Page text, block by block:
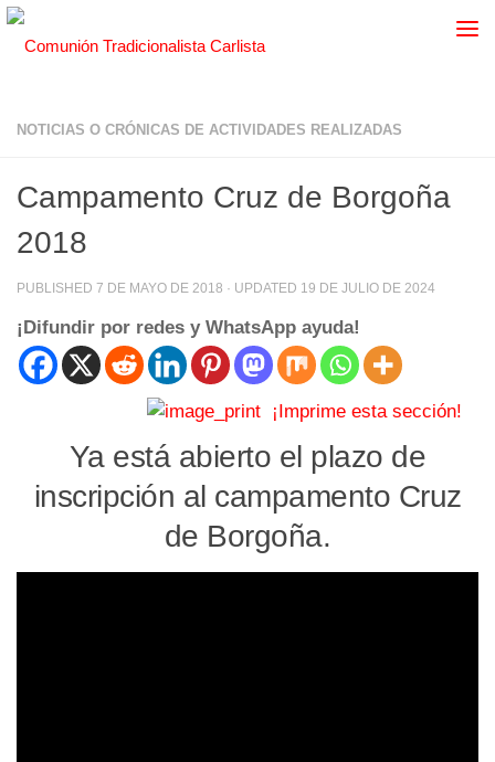
NOTICIAS O CRÓNICAS DE ACTIVIDADES REALIZADAS
Campamento Cruz de Borgoña
2018
PUBLISHED 7 DE MAYO DE 2018 · UPDATED 19 DE JULIO DE 2024
¡Difundir por redes y WhatsApp ayuda!
¡Imprime esta sección!
Ya está abierto el plazo de
inscripción al campamento Cruz
de Borgoña.